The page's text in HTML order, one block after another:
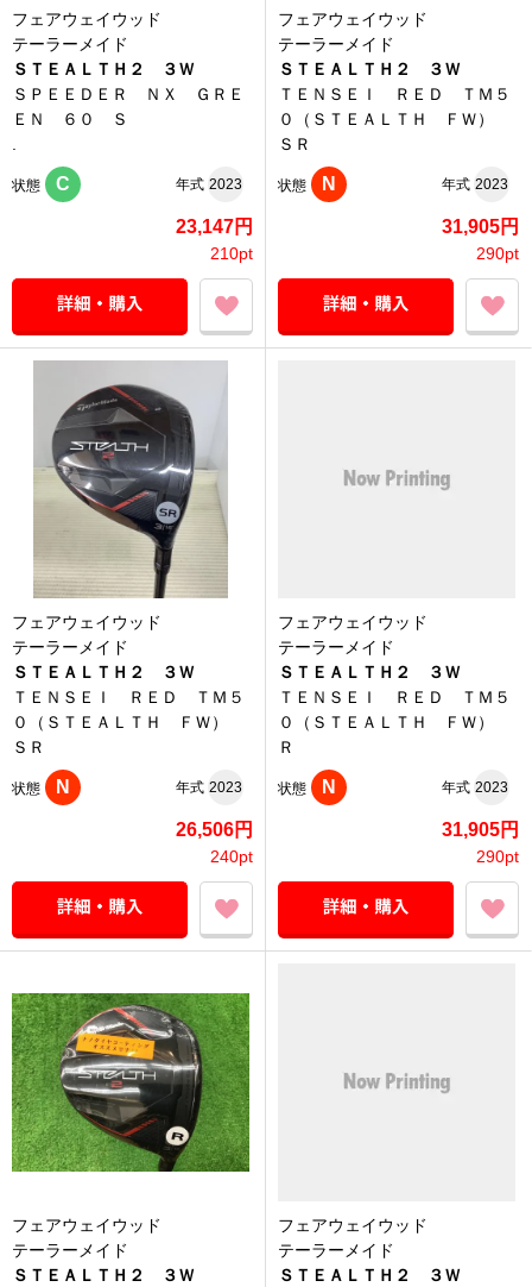
フェアウェイウッド
テーラーメイド
ＳＴＥＡＬＴＨ２ ３Ｗ
ＳＰＥＥＤＥＲ ＮＸ ＧＲＥ
ＥＮ ６０ Ｓ
状態 C 年式 2023
23,147円
210pt
フェアウェイウッド
テーラーメイド
ＳＴＥＡＬＴＨ２ ３Ｗ
ＴＥＮＳＥＩ ＲＥＤ ＴＭ５
０（ＳＴＥＡＬＴＨ ＦＷ）
ＳＲ
状態 N 年式 2023
31,905円
290pt
フェアウェイウッド
テーラーメイド
ＳＴＥＡＬＴＨ２ ３Ｗ
ＴＥＮＳＥＩ ＲＥＤ ＴＭ５
０（ＳＴＥＡＬＴＨ ＦＷ）
ＳＲ
状態 N 年式 2023
26,506円
240pt
フェアウェイウッド
テーラーメイド
ＳＴＥＡＬＴＨ２ ３Ｗ
ＴＥＮＳＥＩ ＲＥＤ ＴＭ５
０（ＳＴＥＡＬＴＨ ＦＷ）
Ｒ
状態 N 年式 2023
31,905円
290pt
フェアウェイウッド
テーラーメイド
ＳＴＥＡＬＴＨ２ ３Ｗ
フェアウェイウッド
テーラーメイド
ＳＴＥＡＬＴＨ２ ３Ｗ